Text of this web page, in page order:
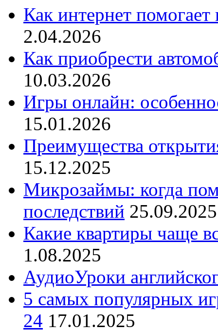
Как интернет помогает
2.04.2026
Как приобрести
10.03.2026
Игры онлайн:
15.01.2026
Преимущества
15.12.2025
Микрозаймы: когда
последствий 25.09.2025
Какие квартиры чаще
1.08.2025
АудиоУроки
5 самых популярных
24 17.01.2025